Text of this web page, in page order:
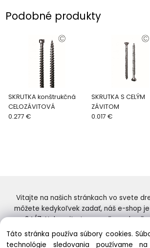
Podobné produkty
SKRUTKA konštrukčná
CELOZÁVITOVÁ
0.277 €
SKRUTKA S CELÝM
ZÁVITOM
0.017 €
Vitajte na našich stránkach vo svete
môžete kedykoľvek zadať, náš e-shop
24/7. Nakupujte tovar online od
Skvelý výber a ceny. Tiež si
prebiehajúce ponuky! Prajeme Vám
Táto stránka používa súbory cookies.
technológie sledovania používame